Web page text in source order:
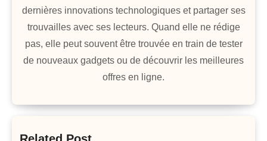
dernières innovations technologiques et partager ses
trouvailles avec ses lecteurs. Quand elle ne rédige
pas, elle peut souvent être trouvée en train de tester
de nouveaux gadgets ou de découvrir les meilleures
offres en ligne.